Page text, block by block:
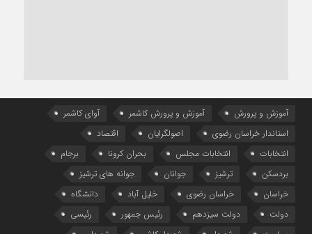
آموزش و پرورش آموزش و پرورش کاشمر
آوای کاشمر
استاندار خراسان رضوی
اصولگرایان
اقتصاد
انتخابات
انتخابات مجلس بحران کرونا
برجام
بردسکن
ترشیز جوانان
جوانه های ترشیز
خراسان
خراسان رضوی خلیل آباد
دانشگاه
دولت
دولت سیزدهم رئیس جمهور
رئیسی